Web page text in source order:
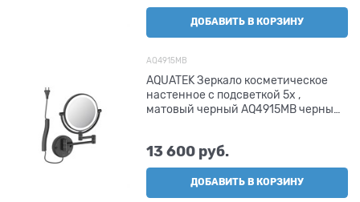
ДОБАВИТЬ В КОРЗИНУ
AQ4915MB
AQUATEK Зеркало косметическое
настенное с подсветкой 5х ,
матовый черный AQ4915MB черный
13 600 руб.
ДОБАВИТЬ В КОРЗИНУ